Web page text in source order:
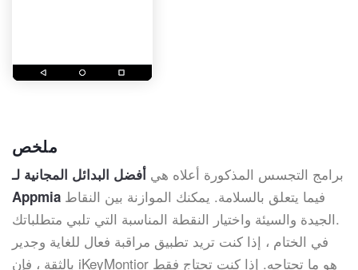
ملخص
برامج التجسس المذكورة أعلاه هي أفضل البدائل المجانية لـ
Appmia
الجيدة والسيئة واختيار النقطة المناسبة التي تلبي متطلباتك.
في الختام ، إذا كنت تريد تطبيق مراقبة فعال للغاية وجدير
بالثقة ، فإن iKeyMontior هو ما تحتاجه. إذا كنت تحتاج فقط